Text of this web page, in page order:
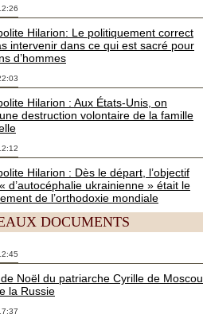
Hilarion: Le politiquement correct
intervenir dans ce qui est sacré pour
d’hommes
Hilarion : Aux États-Unis, on
destruction volontaire de la famille
Hilarion : Dès le départ, l’objectif
d’autocéphalie ukrainienne » était le
de l’orthodoxie mondiale
DOCUMENTS
Noël du patriarche Cyrille de Moscou
la Russie